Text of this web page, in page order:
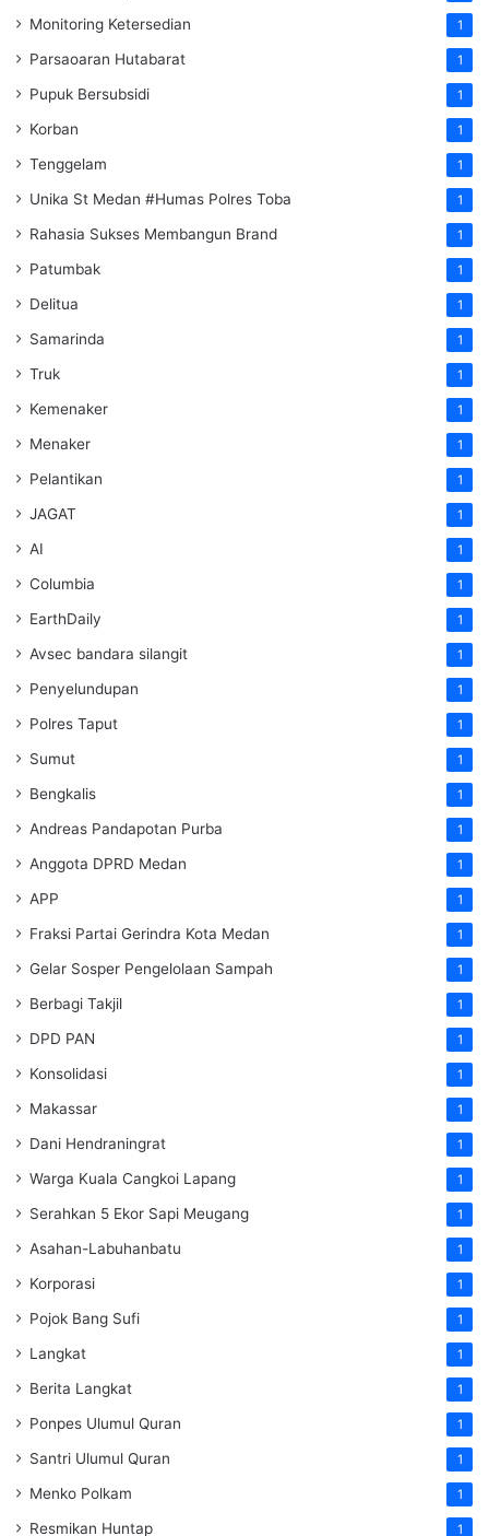
Monitoring Ketersedian 1
Parsaoaran Hutabarat 1
Pupuk Bersubsidi 1
Korban 1
Tenggelam 1
Unika St Medan #Humas Polres Toba 1
Rahasia Sukses Membangun Brand 1
Patumbak 1
Delitua 1
Samarinda 1
Truk 1
Kemenaker 1
Menaker 1
Pelantikan 1
JAGAT 1
AI 1
Columbia 1
EarthDaily 1
Avsec bandara silangit 1
Penyelundupan 1
Polres Taput 1
Sumut 1
Bengkalis 1
Andreas Pandapotan Purba 1
Anggota DPRD Medan 1
APP 1
Fraksi Partai Gerindra Kota Medan 1
Gelar Sosper Pengelolaan Sampah 1
Berbagi Takjil 1
DPD PAN 1
Konsolidasi 1
Makassar 1
Dani Hendraningrat 1
Warga Kuala Cangkoi Lapang 1
Serahkan 5 Ekor Sapi Meugang 1
Asahan-Labuhanbatu 1
Korporasi 1
Pojok Bang Sufi 1
Langkat 1
Berita Langkat 1
Ponpes Ulumul Quran 1
Santri Ulumul Quran 1
Menko Polkam 1
Resmikan Huntap 1